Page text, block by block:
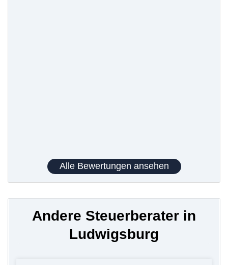
Alle Bewertungen ansehen
Andere Steuerberater in
Ludwigsburg